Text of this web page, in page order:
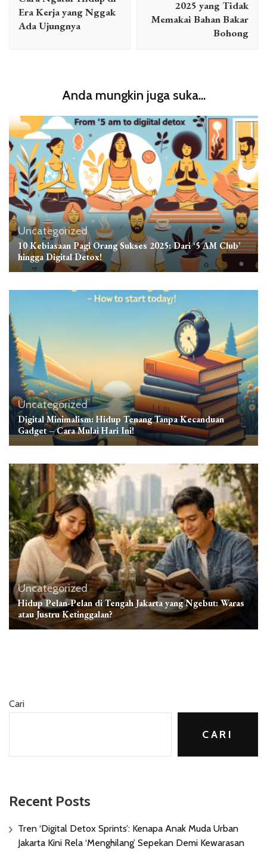
Era Kerja yang Nggak
Ada Ujungnya
2025 yang Tidak
Memakai Bahan Bakar
Bohong
Anda mungkin juga suka...
Uncategorized
10 Kebiasaan Pagi Orang Sukses 2025: Dari ‘5 AM Club’
hingga Digital Detox!
Uncategorized
Digital Minimalism: Hidup Tenang Tanpa Kecanduan
Gadget – Cara Mulai Hari Ini!
Uncategorized
Hidup Pelan-Pelan di Tengah Jakarta yang Ngebut: Waras
atau Justru Ketinggalan?
Cari
CARI
Recent Posts
Tren ‘Digital Detox Sprints’: Kenapa Anak Muda Urban
Jakarta Kini Rela ‘Menghilang’ Sepekan Demi Kewarasan